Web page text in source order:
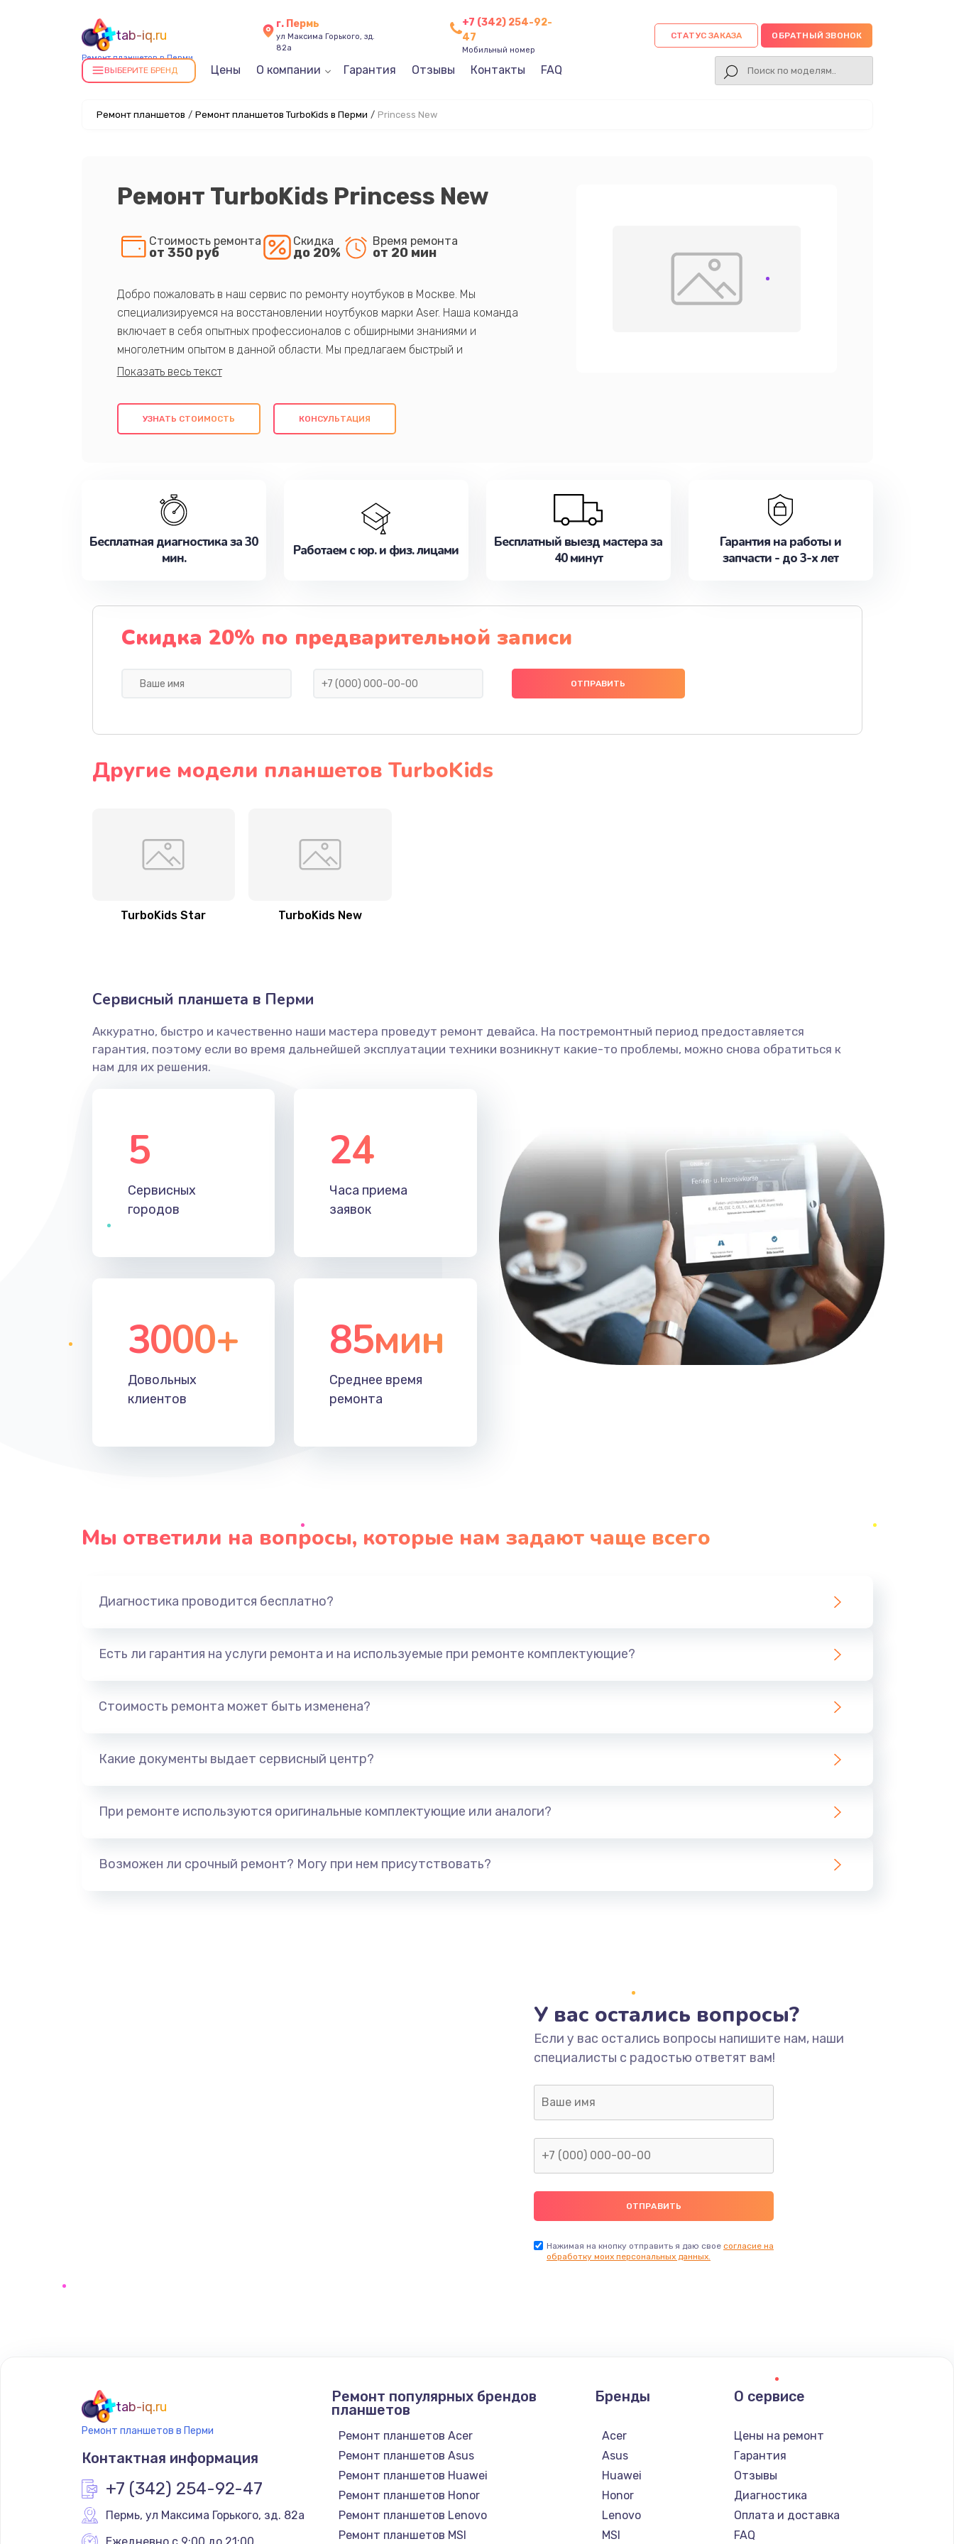
tab-iq.ru
Ремонт планшетов в Перми
г. Пермь
ул Максима Горького, зд.
82а
+7 (342) 254-92-
47
Мобильный номер
СТАТУС ЗАКАЗА ОБРАТНЫЙ ЗВОНОК
ВЫБЕРИТЕ БРЕНД Цены О компании Гарантия Отзывы Контакты FAQ
Ремонт планшетов / Ремонт планшетов TurboKids в Перми / Princess New
Ремонт TurboKids Princess New
Стоимость ремонта
от 350 руб
Скидка
до 20%
Время ремонта
от 20 мин
Добро пожаловать в наш сервис по ремонту ноутбуков в Москве. Мы
специализируемся на восстановлении ноутбуков марки Aser. Наша команда
включает в себя опытных профессионалов с обширными знаниями и
многолетним опытом в данной области. Мы предлагаем быстрый и
качественный ремонт с использованием оригинальных компонентов, а также
клиентам надежное и профессиональное обслуживание, удовлетворяя их
потребности наилучшим образом. Не медлите записаться на ремонт уже
УЗНАТЬ СТОИМОСТЬ КОНСУЛЬТАЦИЯ
Бесплатная диагностика за 30
мин.
Работаем с юр. и физ. лицами
Бесплатный выезд мастера за
40 минут
Гарантия на работы и
запчасти - до 3-х лет
Скидка 20% по предварительной записи
Другие модели планшетов TurboKids
TurboKids Star TurboKids New
Сервисный планшета в Перми
Аккуратно, быстро и качественно наши мастера проведут ремонт девайса. На постремонтный период предоставляется
гарантия, поэтому если во время дальнейшей эксплуатации техники возникнут какие-то проблемы, можно снова обратиться к
нам для их решения.
5
Сервисных
городов
24
Часа приема
заявок
3000+
Довольных
клиентов
85мин
Среднее время
ремонта
Мы ответили на вопросы, которые нам задают чаще всего
Диагностика проводится бесплатно?
Есть ли гарантия на услуги ремонта и на используемые при ремонте комплектующие?
Стоимость ремонта может быть изменена?
Какие документы выдает сервисный центр?
При ремонте используются оригинальные комплектующие или аналоги?
Возможен ли срочный ремонт? Могу при нем присутствовать?
У вас остались вопросы?
Если у вас остались вопросы напишите нам, наши
специалисты с радостью ответят вам!
Нажимая на кнопку отправить я даю свое согласие на
обработку моих персональных данных.
tab-iq.ru
Ремонт планшетов в Перми
Контактная информация
+7 (342) 254-92-47
Пермь, ул Максима Горького, зд. 82а
Ремонт популярных брендов
планшетов
Ремонт планшетов Acer
Ремонт планшетов Asus
Ремонт планшетов Huawei
Ремонт планшетов Honor
Ремонт планшетов Lenovo
Ремонт планшетов MSI
Бренды
Acer
Asus
Huawei
Honor
Lenovo
MSI
О сервисе
Цены на ремонт
Гарантия
Отзывы
Диагностика
Оплата и доставка
FAQ